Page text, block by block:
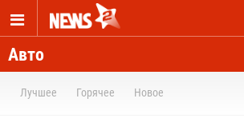
Авто
Лучшее Горячее Новое